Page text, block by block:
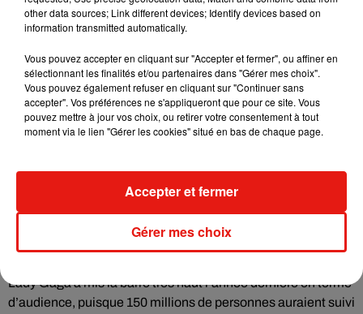
américains pour la plupart choqués par les images. En effet,
Justin avait malencontreusement arraché le soutien-gorge
la télévision.
Une visite musicale venue de l’au-delà
C’est une des grosses rumeurs rapportée par la chaîne
Timberlake. Et même si ce n’est qu’une rumeur, Prince étant
lui sera rendu d’une façon ou d’une autre.
Justin plus fort que Gaga ?
Lady Gaga a mis la barre très haut l’année dernière en terme
d’audience, puisque 150 millions de personnes auraient suivi
other data sources; Link different devices; Identify devices based on
information transmitted automatically.
Vous pouvez accepter en cliquant sur "Accepter et fermer", ou affiner en
sélectionnant les finalités et/ou partenaires dans "Gérer mes choix".
Vous pouvez également refuser en cliquant sur "Continuer sans
accepter". Vos préférences ne s'appliqueront que pour ce site. Vous
pouvez mettre à jour vos choix, ou retirer votre consentement à tout
moment via le lien "Gérer les cookies" situé en bas de chaque page.
Gérer mes choix
Accepter et fermer